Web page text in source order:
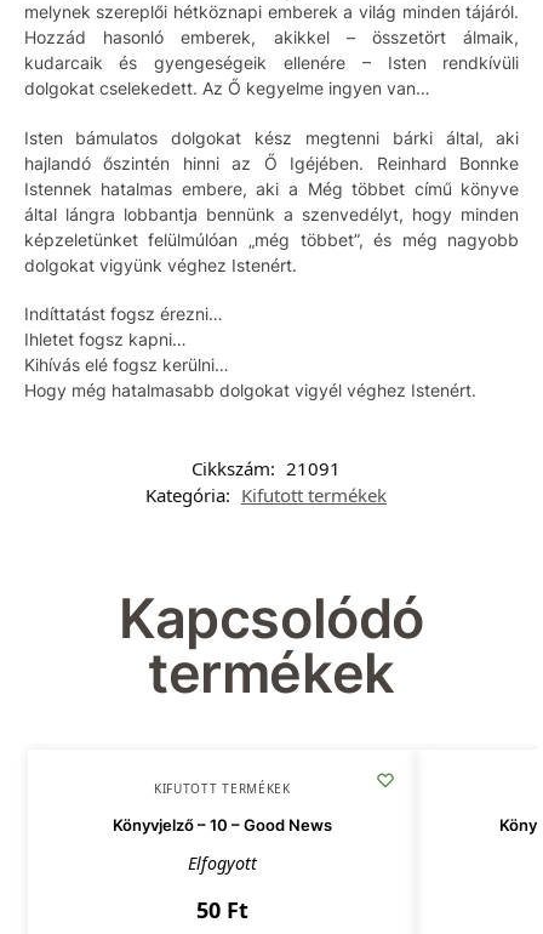
melynek szereplői hétköznapi emberek a világ minden tájáról.
Hozzád hasonló emberek, akikkel – összetört álmaik,
kudarcaik és gyengeségeik ellenére – Isten rendkívüli
dolgokat cselekedett. Az Ő kegyelme ingyen van…
Isten bámulatos dolgokat kész megtenni bárki által, aki
hajlandó őszintén hinni az Ő Igéjében. Reinhard Bonnke
Istennek hatalmas embere, aki a Még többet című könyve
által lángra lobbantja bennünk a szenvedélyt, hogy minden
képzeletünket felülmúlóan „még többet”, és még nagyobb
dolgokat vigyünk véghez Istenért.
Indíttatást fogsz érezni…
Ihletet fogsz kapni…
Kihívás elé fogsz kerülni…
Hogy még hatalmasabb dolgokat vigyél véghez Istenért.
Cikkszám: 21091
Kategória: Kifutott termékek
Kapcsolódó
termékek
KIFUTOTT TERMÉKEK
Könyvjelző – 10 – Good News
Elfogyott
50 Ft